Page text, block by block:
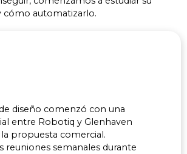
cómo automatizarlo.
diseño comenzó con una
entre Robotiq y Glenhaven
la propuesta comercial.
reuniones semanales durante